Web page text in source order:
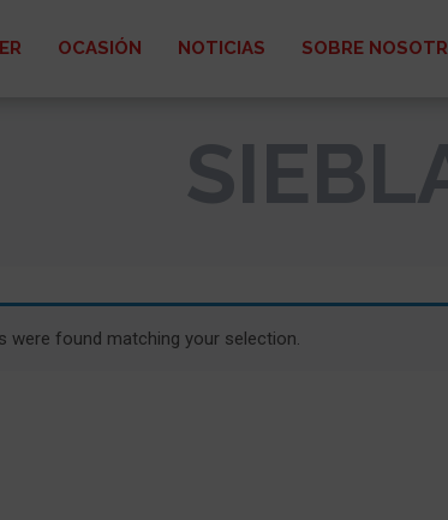
OCASIÓN NOTICIAS SOBRE
were found matching your selection.